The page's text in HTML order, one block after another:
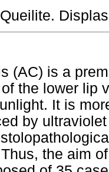
Queilite.
(AC) is a
the lower lip
It is
by
the aim